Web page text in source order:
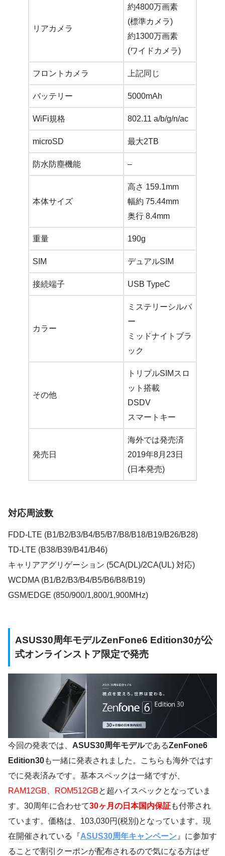
リアカメラ
約4800万画素
(標準カメラ)
約1300万画素
(ワイドカメラ)
フロントカメラ 上記同じ
バッテリー 5000mAh
WiFi規格 802.11 a/b/g/n/ac
microSD 最大2TB
防水防塵機能 –
本体サイズ
高さ 159.1mm
幅約 75.44mm
奥行 8.4mm
重量 190g
SIM デュアルSIM
接続端子 USB TypeC
カラー
ミステリーシルバ
ー
ミッドナイトブラ
ック
その他
トリプルSIMスロ
ット搭載
DSDV
スマートキー
発売日
海外では発売済
2019年8月23日
(日本発売)
対応周波数
FDD-LTE (B1/B2/B3/B4/B5/B7/B8/B18/B19/B26/B28)
TD-LTE (B38/B39/B41/B46)
キャリアアグリゲーション (5CA(DL)/2CA(UL) 対応)
WCDMA (B1/B2/B3/B4/B5/B6/B8/B19)
GSM/EDGE (850/900/1,800/1,900MHz)
ASUS30周年モデルZenFone6 Edition30が公
式オンラインストア限定で発売
今回の発表では、 ASUS30周年モデルであるZenFone6
Edition30も一緒に発表されました。こちらも海外ではす
でに発表済みです。基本スペックは一緒ですが、
RAM12GB、ROM512GBと超ハイスペックとなっていま
す。30周年に合わせて30ヶ月の日本国内保証も付帯され
ています。価格は、103,030円(税別)となっています。現
在開催されている『ASUS30周年キャンペーン 』に参加す
ることで割引クーポンが配布されるので気になる方はぜ